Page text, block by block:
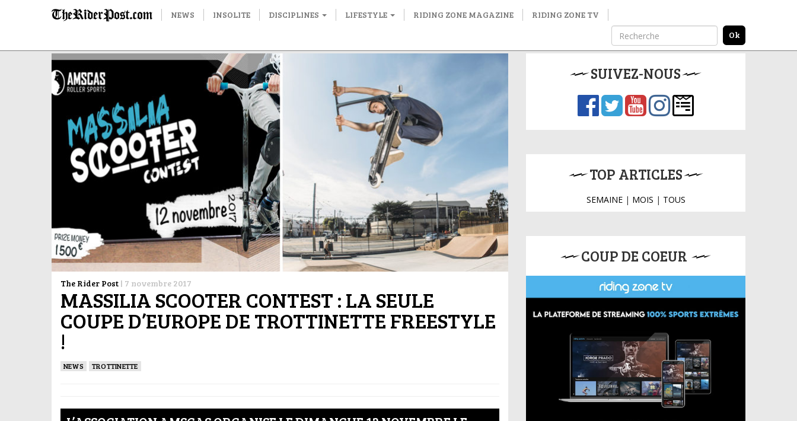
NEWS INSOLITE DISCIPLINES LIFESTYLE RIDING ZONE MAGAZINE RIDING ZONE TV
The Rider Post | 7 novembre 2017
MASSILIA SCOOTER CONTEST : LA SEULE
COUPE D’EUROPE DE TROTTINETTE FREESTYLE
!
NEWS TROTTINETTE
SUIVEZ-NOUS
TOP ARTICLES
SEMAINE| MOIS | TOUS
COUP DE COEUR